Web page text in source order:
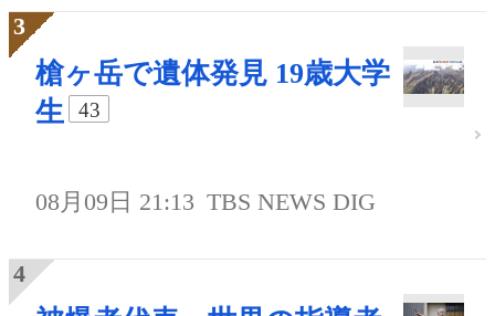
槍ヶ岳で遺体発見 19歳大学
生
43
08月09日 21:13 TBS NEWS DIG